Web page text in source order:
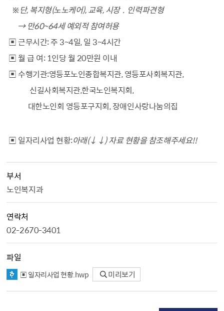
※ 단, 복지형(노노케어), 교육, 시장 ․ 인력파견형
→ 만60~64세 예외적 참여허용
▣ 근무시간: 주 3~4일, 일 3~4시간
▣ 월 급 여: 1인당 월 20만원 이내
▣ 수행기관:영등포노인종합복지관, 영등포사회복지관,
신길사회복지관,한국노인복지회,
대한노인회 영등포구지회, 장애인사랑나눔의집
▣ 일자리사업 현황:아래(↓↓) 자료 현황을 참조해주세요!!
부서
노인복지과
연락처
02-2670-3401
파일
▣ 일자리사업 현황.hwp 미리보기